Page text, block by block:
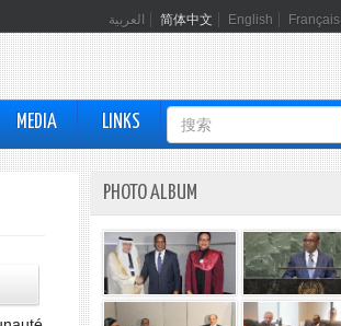
العربية 简体中文 English Français
MEDIA LINKS
搜
索
表
单
PHOTO ALBUM